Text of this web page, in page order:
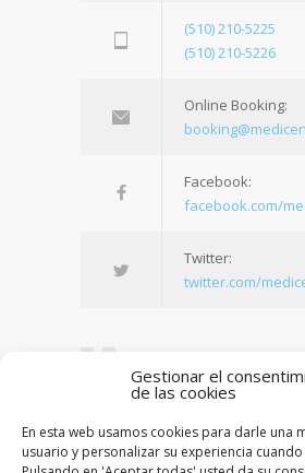
Gestionar el
de las cookies
En esta web usamos cookies para darle una
usuario y personalizar su experiencia
(510) 210-5225
(510) 210-5226
Online Booking:
Facebook:
facebook.com/
Twitter:
twitter.com/
realistic expectations about